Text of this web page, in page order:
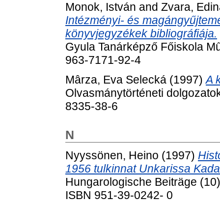
Monok, István and Zvara,
Intézményi- és
könyvjegyzékek bibliográfiája.
Gyula Tanárképző Főiskola
963-7171-92-4
Mârza, Eva Selecká (1997)A
Olvasmánytörténeti
8335-38-6
N
Nyyssönen, Heino (1997)
1956 tulkinnat Unkarissa
Hungarologische Beiträge
ISBN 951-39-0242- 0